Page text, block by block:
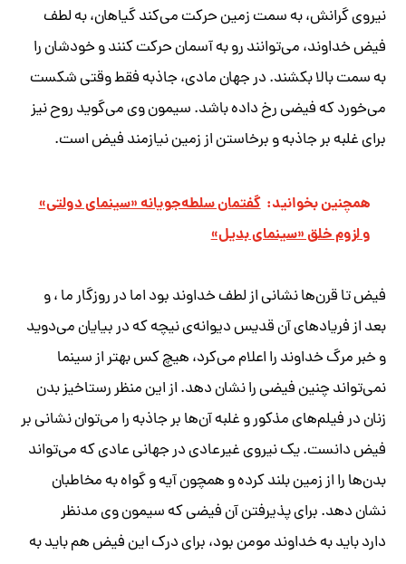
نیروی گرانش، به سمت زمین حرکت می‌کند گیاهان، به لطف
فیض خداوند، می‌توانند رو به آسمان حرکت کنند و خودشان را
به سمت بالا بکشند. در جهان مادی، جاذبه فقط وقتی شکست
می‌خورد که فیضی رخ داده باشد. سیمون وی می‌گوید روح نیز
برای غلبه بر جاذبه و برخاستن از زمین نیازمند فیض است.
همچنین بخوانید: گفتمان سلطه‌جویانه «سینمای دولتی»
و لزوم خلق «سینمای بدیل»
فیض تا قرن‌ها نشانی از لطف خداوند بود اما در روزگار ما ، و
بعد از فریادهای آن قدیس دیوانه‌ی نیچه که در بیایان می‌دوید
و خبر مرگ خداوند را اعلام می‌کرد، هیچ کس بهتر از سینما
نمی‌تواند چنین فیضی را نشان دهد. از این منظر رستاخیز بدن
زنان در فیلم‌های مذکور و غلبه آن‌ها بر جاذبه را می‌توان نشانی بر
فیض دانست. یک نیروی غیرعادی در جهانی عادی که می‌تواند
بدن‌ها را از زمین بلند کرده و همچون آیه و گواه به مخاطبان
نشان دهد. برای پذیرفتن آن فیضی که سیمون وی مدنظر
دارد باید به خداوند مومن بود، برای درک این فیض هم باید به